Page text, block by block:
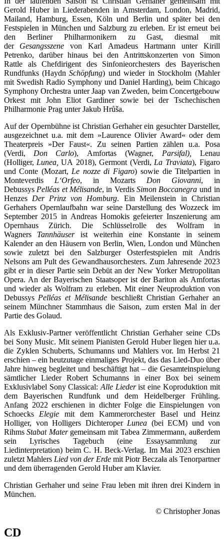
Gerold Huber in Liederabenden in Amsterdam, London, Madrid,
Mailand, Hamburg, Essen, Köln und Berlin und später bei den
Festspielen in München und Salzburg zu erleben. Er ist erneut bei
den Berliner Philharmonikern zu Gast, diesmal mit
der Gesangsszene von Karl Amadeus Hartmann unter Kirill
Petrenko, darüber hinaus bei den Antrittskonzerten von Simon
Rattle als Chefdirigent des Sinfonieorchesters des Bayerischen
Rundfunks (Haydn Schöpfung) und wieder in Stockholm (Mahler
mit Swedish Radio Symphony und Daniel Harding), beim Chicago
Symphony Orchestra unter Jaap van Zweden, beim Concertgebouw
Orkest mit John Eliot Gardiner sowie bei der Tschechischen
Philharmonie Prag unter Jakub Hrůša.
Auf der Opernbühne ist Christian Gerhaher ein gesuchter Darsteller,
ausgezeichnet u.a. mit dem »Laurence Olivier Award« oder dem
Theaterpreis »Der Faust«. Zu seinen Partien zählen u.a. Posa
(Verdi, Don Carlo), Amfortas (Wagner, Parsifal),
Lenau
(Holliger, Lunea, UA 2018), Germont (Verdi, La Traviata), Figaro
und Conte (Mozart, Le nozze di Figaro) sowie die Titelpartien in
Monteverdis L‘Orfeo, in Mozarts Don Giovanni, in
Debussys Pelléas et Mélisande, in Verdis Simon Boccanegra und in
Henzes Der Prinz von Homburg. Ein Meilenstein in Christian
Gerhahers Opernlaufbahn war seine Darstellung des Wozzeck im
September 2015 in Andreas Homokis gefeierter Inszenierung am
Opernhaus Zürich. Die Schlüsselrolle des Wolfram in
Wagners Tannhäuserist weiterhin eine Konstante in seinem
Kalender an den Häusern von Berlin, Wien, London und München
sowie zuletzt bei den Salzburger Osterfestspielen mit Andris
Nelsons am Pult des Gewandhausorchesters. Zum Jahresende 2023
gibt er in dieser Partie sein Debüt an der New Yorker Metropolitan
Opera. An der Bayerischen Staatsoper ist der Bariton als Amfortas
und wieder als Wolfram zu erleben. Mit einer Neuproduktion von
Debussys Pelléas et Mélisande beschließt Christian Gerhaher an
seinem Münchner Stammhaus die Saison, zum ersten Mal in der
Partie des Golaud.
Als Exklusiv-Partner veröffentlicht Christian Gerhaher seine CDs
bei Sony Music. Mit seinem Pianisten Gerold Huber liegen hier u.a.
die Zyklen Schuberts, Schumanns und Mahlers vor. Im Herbst 21
erschien – ein heutzutage einmaliges Projekt, das das Lied-Duo über
Jahre hinweg begleitet und beschäftigt hat – die Gesamteinspielung
sämtlicher Lieder Robert Schumanns in einer Box bei seinem
Exklusivlabel Sony Classical: Alle Liederist eine Koproduktion mit
dem Bayerischen Rundfunk und dem Heidelberger Frühling.
Anfang 2022 erschienen in dichter Folge die Einspielungen von
Schoecks Elegie mit dem Kammerorchester Basel und Heinz
Holliger, von Holligers Dichteroper Lunea (bei ECM) und von
Rihms Stabat Mater gemeinsam mit Tabea Zimmermann, außerdem
sein Lyrisches Tagebuch (eine Essaysammlung zur
Liedinterpretation) beim C. H. Beck-Verlag. Im Mai 2023 erschien
zuletzt Mahlers Lied von der Erde mit Piotr Beczała als Tenorpartner
und dem überragenden Gerold Huber am Klavier.
Christian Gerhaher und seine Frau leben mit ihren drei Kindern in
München.
© Christopher Jonas
CD